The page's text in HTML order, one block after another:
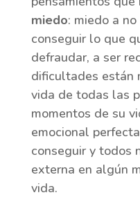
miedo: miedo a
conseguir lo que
defraudar, a ser
dificultades están
vida de todas las
momentos de su
emocional
conseguir y todos
externa en algún
vida.